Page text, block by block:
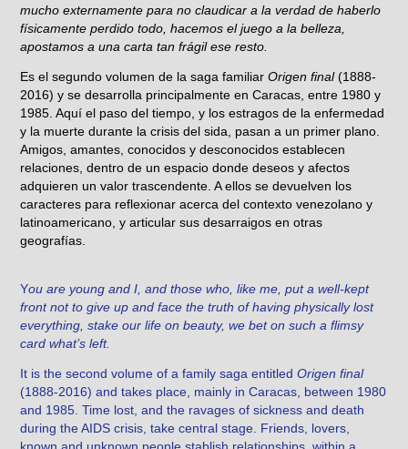
mucho externamente para no claudicar a la verdad de haberlo
físicamente perdido todo, hacemos el juego a la belleza,
apostamos a una carta tan frágil ese resto.
Es el segundo volumen de la saga familiarOrigen final(1888-
2016) y se desarrolla principalmente en Caracas, entre 1980 y
1985. Aquí el paso del tiempo, y los estragos de la enfermedad
y la muerte durante la crisis del sida, pasan a un primer plano.
Amigos, amantes, conocidos y desconocidos establecen
relaciones, dentro de un espacio donde deseos y afectos
adquieren un valor trascendente. A ellos se devuelven los
caracteres para reflexionar acerca del contexto venezolano y
latinoamericano, y articular sus desarraigos en otras
geografías.
You are young and I, and those who, like me, put a well-kept
front not to give up and face the truth of having physically lost
everything, stake our life on beauty, we bet on such a flimsy
card what’s left.
It is the second volume of a family saga entitledOrigen final
(1888-2016) and takes place, mainly in Caracas, between 1980
and 1985. Time lost, and the ravages of sickness and death
during the AIDS crisis, take central stage. Friends, lovers,
known and unknown people stablish relationships, within a